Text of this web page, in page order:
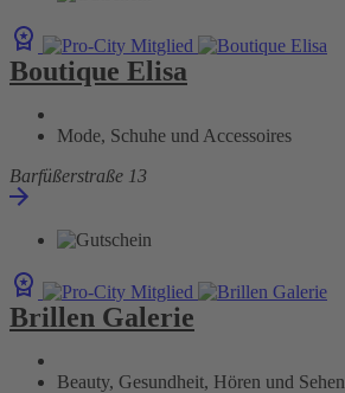
Boutique Elisa
Mode, Schuhe und Accessoires
Barfüßerstraße 13
Brillen Galerie
Beauty, Gesundheit, Hören und Sehen